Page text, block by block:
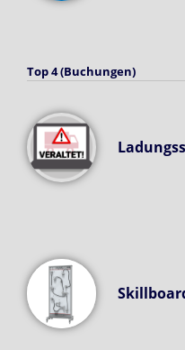
Top 4 (Buchungen)